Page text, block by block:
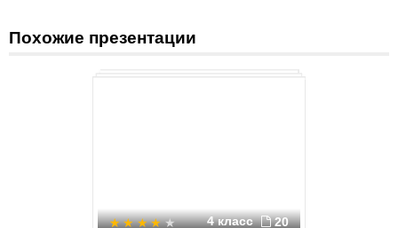
Похожие презентации
4 класс 20